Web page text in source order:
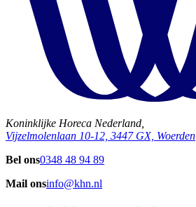
Koninklijke Horeca Nederland,
Vijzelmolenlaan 10-12, 3447 GX, Woerden
Bel ons0348 48 94 89
Mail onsinfo@khn.nl